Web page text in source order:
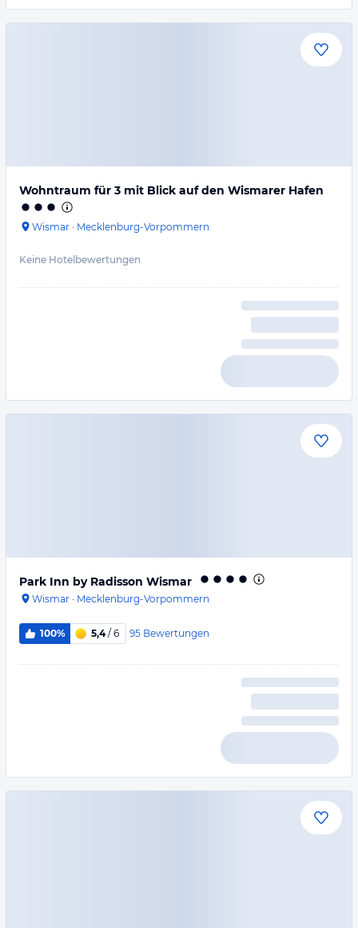
Wohntraum für 3 mit Blick auf den Wismarer Hafen
Wismar · Mecklenburg-Vorpommern
Keine Hotelbewertungen
Park Inn by Radisson Wismar
Wismar · Mecklenburg-Vorpommern
100% 5,4/ 6 95 Bewertungen